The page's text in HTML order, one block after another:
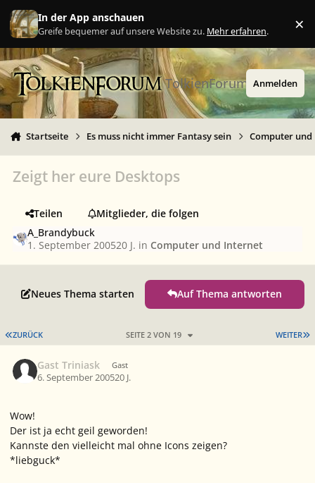
Zu Inhalt springen
In der App anschauen
Greife bequemer auf unsere Website zu. Mehr erfahren. ×
TolkienForum Anmelden
Startseite Es muss nicht immer Fantasy sein Computer
Zeigt her eure Desktops
Teilen
Mitglieder, die folgen
A_Brandybuck
1. September 200520 J. in Computer und Internet
Neues Thema starten Auf Thema antworten
ERSTE SEITE
ZURÜCK WEITER
SEITE 2 VON 19
Gast Triniask Gast
6. September 200520 J.
Wow!
Der ist ja echt geil geworden!
Kannste den vielleicht mal ohne Icons zeigen?
*liebguck*